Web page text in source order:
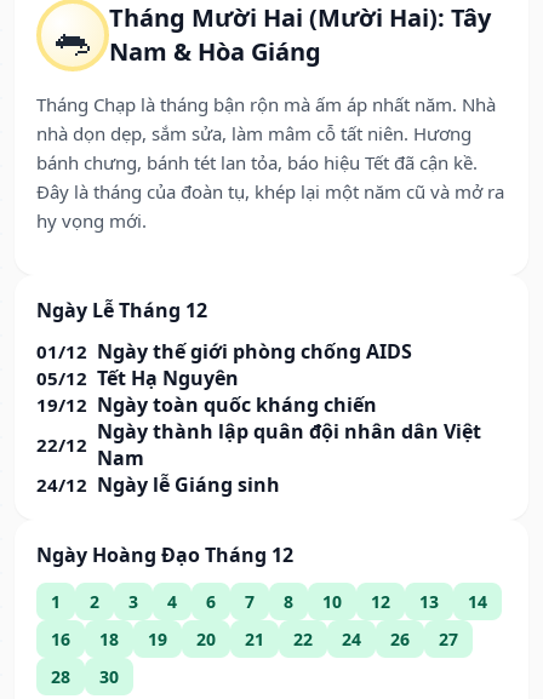
🐀 Tháng Mười Hai (Mười Hai): Tây
Nam & Hòa Giáng
Tháng Chạp là tháng bận rộn mà ấm áp nhất năm. Nhà
nhà dọn dẹp, sắm sửa, làm mâm cỗ tất niên. Hương
bánh chưng, bánh tét lan tỏa, báo hiệu Tết đã cận kề.
Đây là tháng của đoàn tụ, khép lại một năm cũ và mở ra
hy vọng mới.
Ngày Lễ Tháng 12
01/12 Ngày thế giới phòng chống AIDS
05/12 Tết Hạ Nguyên
19/12 Ngày toàn quốc kháng chiến
22/12 Ngày thành lập quân đội nhân dân Việt
Nam
24/12 Ngày lễ Giáng sinh
Ngày Hoàng Đạo Tháng 12
1 2 3 4 6 7 8 10 12 13
14
16
18 19 20 21 22 24 26
27
28
30